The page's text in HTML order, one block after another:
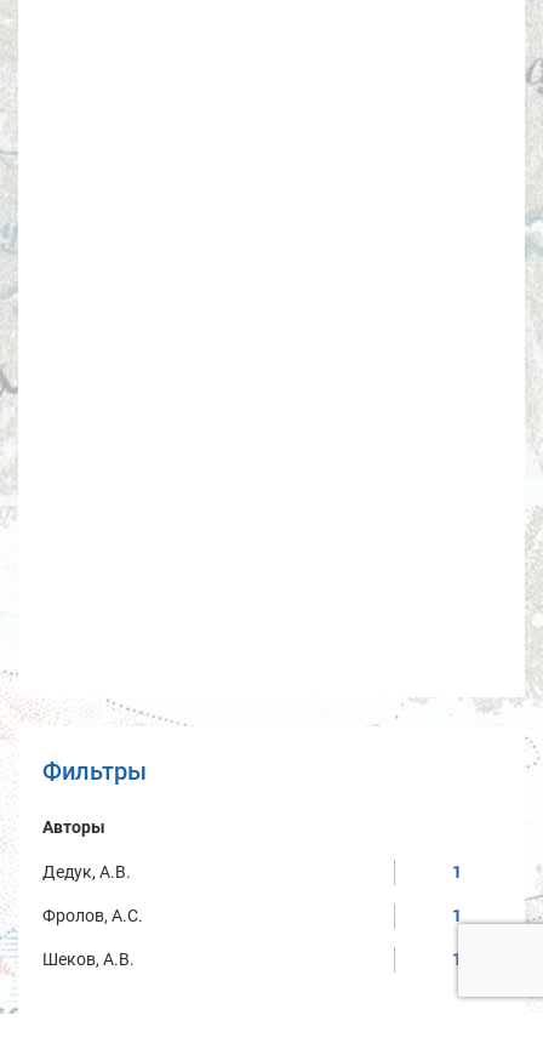
Фильтры
Авторы
Дедук, А.В. 1
Фролов, А.С. 1
Шеков, А.В. 1